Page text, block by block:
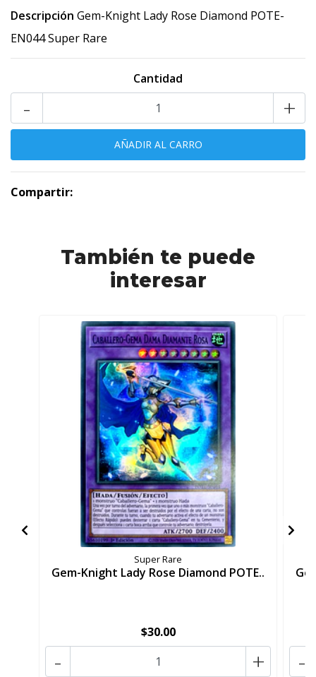
Descripción Gem-Knight Lady Rose Diamond POTE-
EN044 Super Rare
Cantidad
+
-
Compartir:
También te puede
interesar
Super Rare
Gem-Knight Lady Rose Diamond POTE..
$30.00
+
- -